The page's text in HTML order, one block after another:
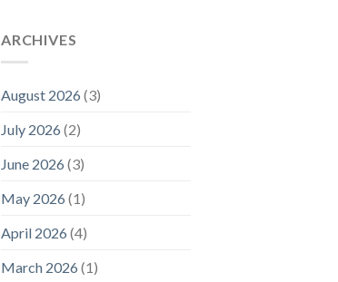
ARCHIVES
August 2026 (3)
July 2026 (2)
June 2026 (3)
May 2026 (1)
April 2026 (4)
March 2026 (1)